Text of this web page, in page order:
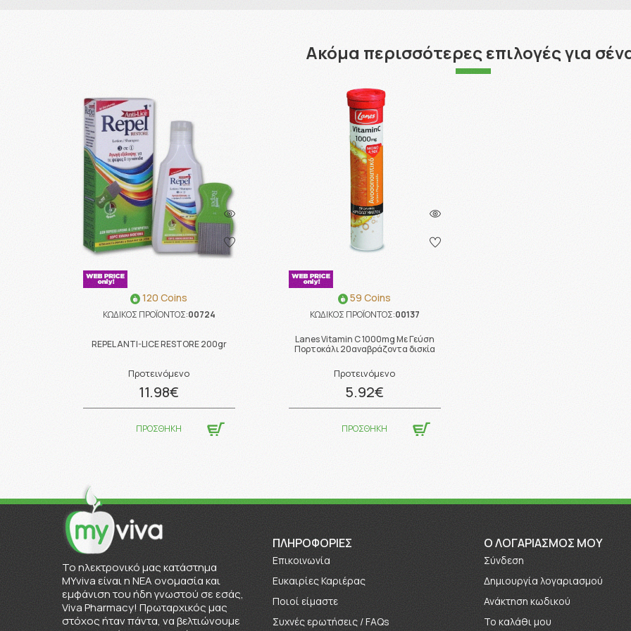
Ακόμα περισσότερες επιλογές για
120 Coins
ΚΩΔΙΚΟΣ ΠΡΟΪΟΝΤΟΣ:00724
REPEL ANTI-LICE RESTORE 200gr
Προτεινόμενο
11.98€
ΠΡΟΣΘΗΚΗ
59 Coins
ΚΩΔΙΚΟΣ ΠΡΟΪΟΝΤΟΣ:00137
Lanes Vitamin C 1000mg Με Γεύση
Πορτοκάλι 20αναβράζοντα δισκία
Προτεινόμενο
5.92€
ΠΡΟΣΘΗΚΗ
To ηλεκτρονικό μας κατάστημα
MYviva είναι η ΝΕΑ ονομασία και
εμφάνιση του ήδη γνωστού σε εσάς,
Viva Pharmacy! Πρωταρχικός μας
στόχος ήταν πάντα, να βελτιώνουμε
ΠΛΗΡΟΦΟΡΊΕΣ
Επικοινωνία
Ευκαιρίες Καριέρας
Πoιοί είμαστε
Συχνές ερωτήσεις / FAQs
O ΛΟΓΑΡΙΑΣΜΟΣ ΜΟΥ
Σύνδεση
Δημιουργία λογαριασμού
Ανάκτηση κωδικού
Το καλάθι μου